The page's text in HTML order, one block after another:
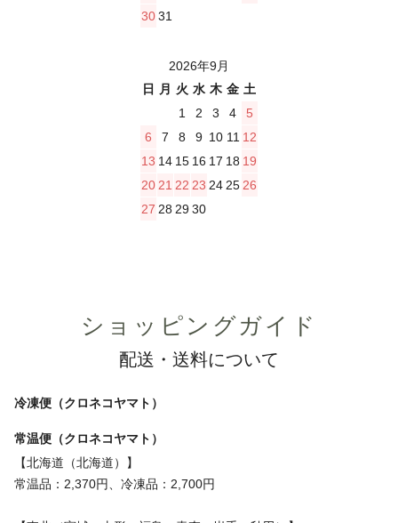
3031
2026年9月
日
月 火 水 木 金 土
1
2 3 4
5
6
7 8 9 10 11 12
13 14 15 16 17 18 19
20 21 22 23 24 25 26
27 28 2930
ショッピングガイド
配送・送料について
冷凍便（クロネコヤマト）
常温便（クロネコヤマト）
【北海道（北海道）】
常温品：2,370円、冷凍品：2,700円